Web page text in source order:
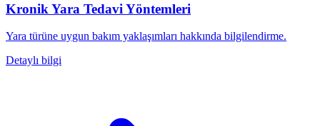
Kronik Yara Tedavi Yöntemleri
Yara türüne uygun bakım yaklaşımları hakkında bilgilendirme.
Detaylı bilgi